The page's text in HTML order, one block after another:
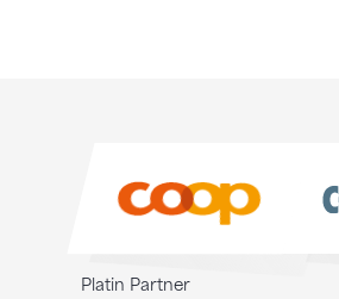
Platin Partner